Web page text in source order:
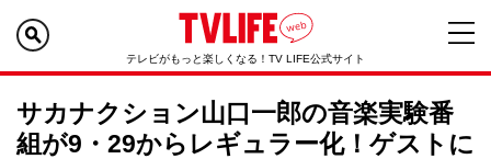
テレビがもっと楽しくなる！TV LIFE公式サイト
サカナクション山口一郎の音楽実験番
組が9・29からレギュラー化！ゲストに